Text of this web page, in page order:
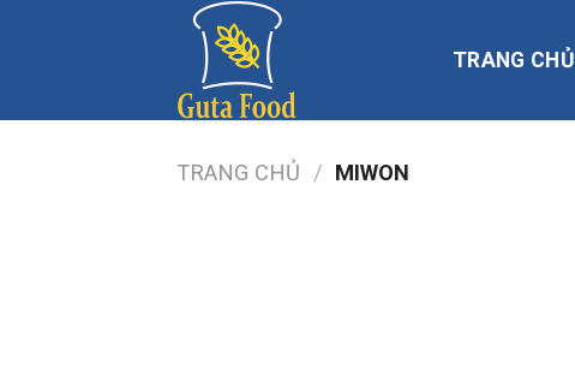
TRANG CHỦ
TRANG CHỦ / MIWON